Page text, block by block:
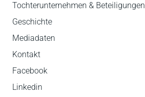
Tochterunternehmen & Beteiligungen
Geschichte
Mediadaten
Kontakt
Facebook
Linkedin